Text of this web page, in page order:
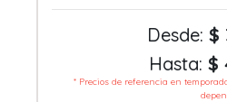
Desde: $
Hasta: $
* Precios de referencia en